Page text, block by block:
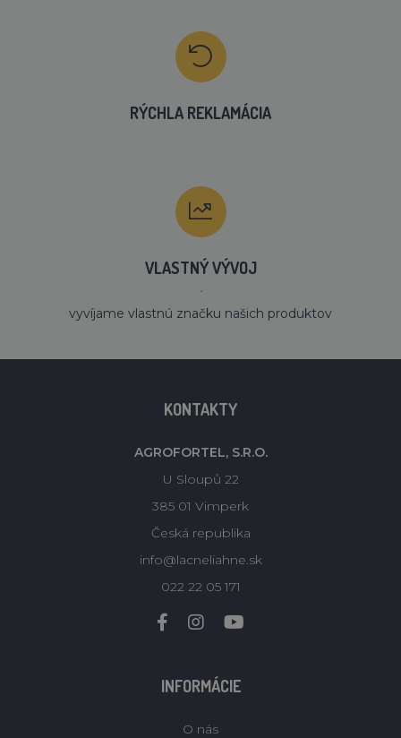
RÝCHLA REKLAMÁCIA
VLASTNÝ VÝVOJ
´
vyvíjame vlastnú značku našich produktov
KONTAKTY
AGROFORTEL, S.R.O.
U Sloupů 22
385 01 Vimperk
Česká republika
info@lacneliahne.sk
022 22 05 171
INFORMÁCIE
O nás